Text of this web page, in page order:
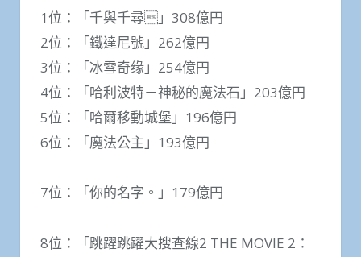
1位：「千與千尋」308億円
2位：「鐵達尼號」262億円
3位：「冰雪奇缘」254億円
4位：「哈利波特－神秘的魔法石」203億円
5位：「哈爾移動城堡」196億円
6位：「魔法公主」193億円
7位：「你的名字。」179億円
8位：「跳躍跳躍大搜查線2 THE MOVIE 2：